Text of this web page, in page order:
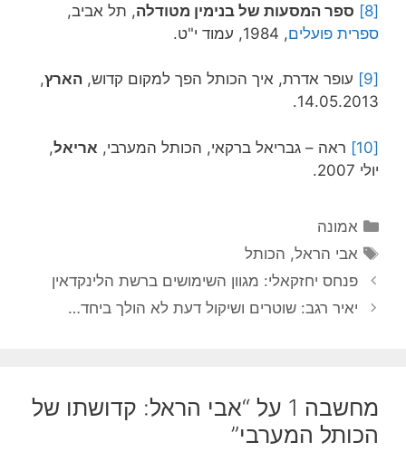
[8] ספר המסעות של בנימין מטודלה, תל אביב,
ספרית פועלים, 1984, עמוד י"ט.
[9] עופר אדרת, איך הכותל הפך למקום קדוש, הארץ,
14.05.2013.
[10] ראה – גבריאל ברקאי, הכותל המערבי, אריאל,
יולי 2007.
קטגוריות
אמונה
תגיות
אבי הראל, הכותל
פנחס יחזקאלי: מגוון השימושים ברשת הלינקדאין
יאיר רגב: שוטרים ושיקול דעת לא הולך ביחד…
מחשבה 1 על “אבי הראל: קדושתו של
הכותל המערבי”